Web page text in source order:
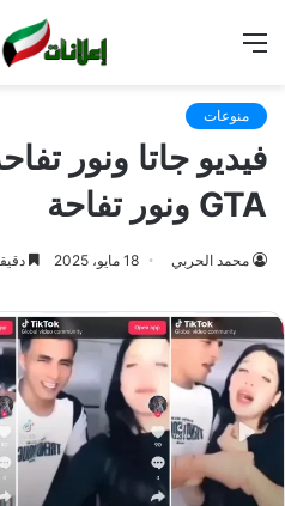
منوعات
فيديو جاتا ونور
GTA ونور تفاحة
محمد الحربي 18 مايو، 2025